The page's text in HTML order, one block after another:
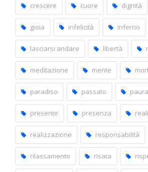
crescere cuore dignità
gioia infelicità inferno
lasciarsi andare libertà
meditazione mente
paradiso passato paura
presente presenza
realizzazione responsabilità
rilassamento risata